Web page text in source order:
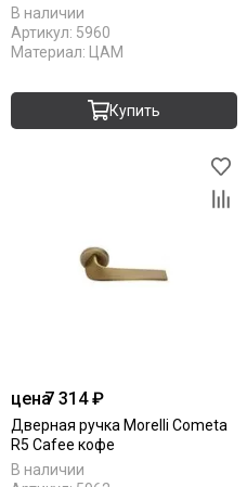
В наличии
Артикул: 5960
Материал: ЦАМ
Купить
цена7 314 ₽
Дверная ручка Morelli Cometa
R5 Cafee кофе
В наличии